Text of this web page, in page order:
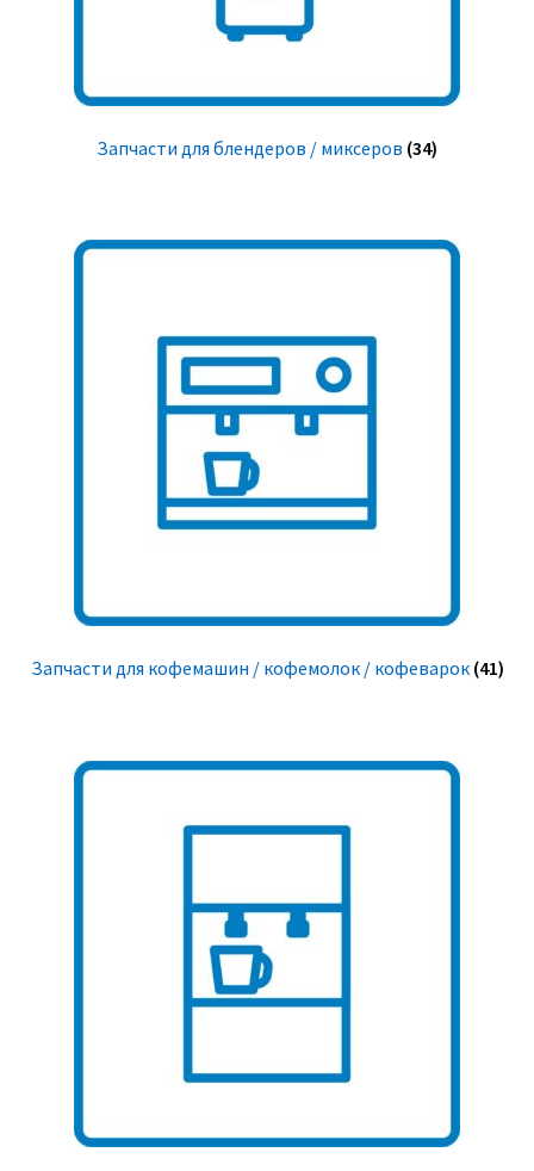
Запчасти для блендеров / миксеров (34)
Запчасти для кофемашин / кофемолок / кофеварок (41)